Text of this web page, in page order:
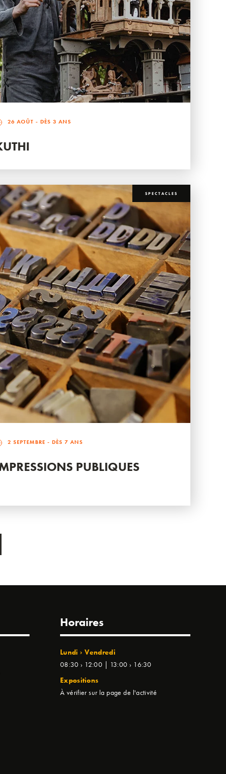
26 AOÛT - DÈS 3 ANS
SPECTACLES
2 SEPTEMBRE - DÈS 7 ANS
PUBLIQUES
Horaires
Lundi › Vendredi
08:30 › 12:00 | 13:00 › 16:30
Expositions
À vérifier sur la page de l'activité